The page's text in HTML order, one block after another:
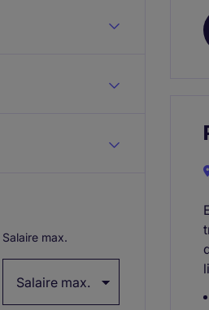
Salaire max.